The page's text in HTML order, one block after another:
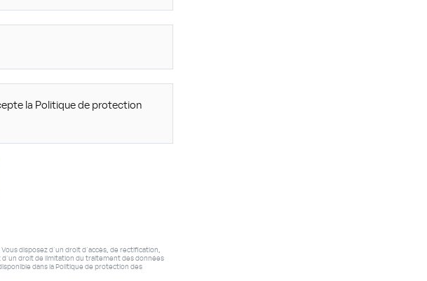
la Politique de protection
disposez d'un droit d'accès, de rectification,
d'un droit de limitation du traitement des données
dans la Politique de protection des